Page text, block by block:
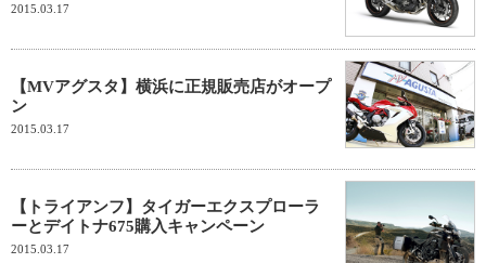
2015.03.17
【MVアグスタ】横浜に正規販売店がオープ
ン
2015.03.17
【トライアンフ】タイガーエクスプローラ
ーとデイトナ675購入キャンペーン
2015.03.17